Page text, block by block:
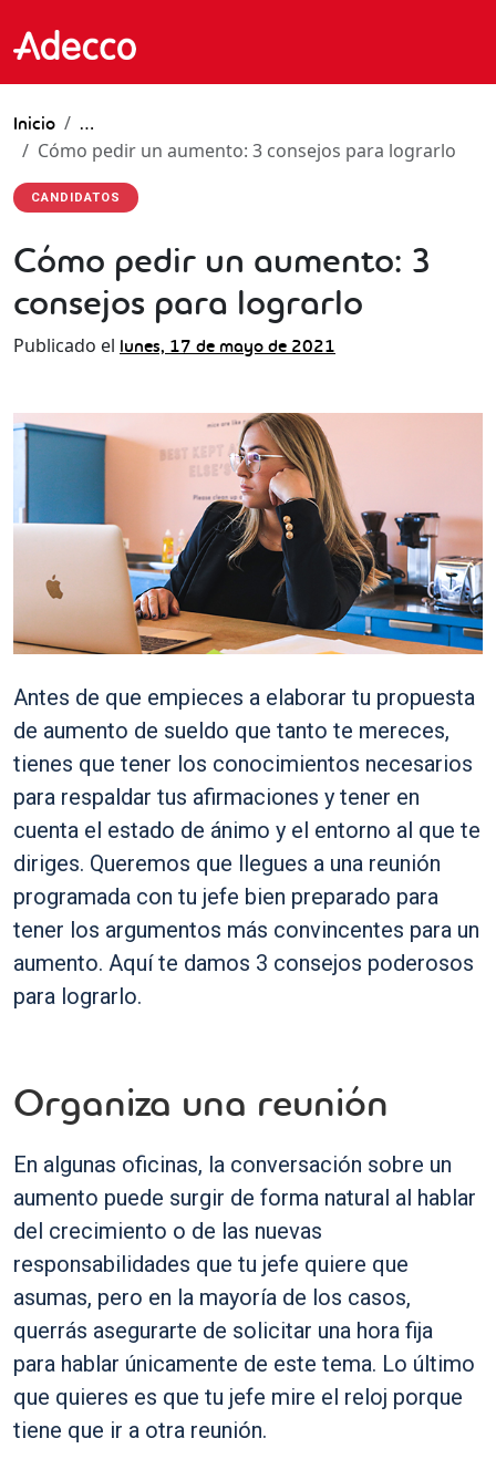
Inicio …
Cómo pedir un aumento: 3 consejos para lograrlo
CANDIDATOS
Cómo pedir un aumento: 3
consejos para lograrlo
Publicado el lunes, 17 de mayo de 2021
Antes de que empieces a elaborar tu propuesta
de aumento de sueldo que tanto te mereces,
tienes que tener los conocimientos necesarios
para respaldar tus afirmaciones y tener en
cuenta el estado de ánimo y el entorno al que te
diriges. Queremos que llegues a una reunión
programada con tu jefe bien preparado para
tener los argumentos más convincentes para un
aumento. Aquí te damos 3 consejos poderosos
para lograrlo.
Organiza una reunión
En algunas oficinas, la conversación sobre un
aumento puede surgir de forma natural al hablar
del crecimiento o de las nuevas
responsabilidades que tu jefe quiere que
asumas, pero en la mayoría de los casos,
querrás asegurarte de solicitar una hora fija
para hablar únicamente de este tema. Lo último
que quieres es que tu jefe mire el reloj porque
tiene que ir a otra reunión.